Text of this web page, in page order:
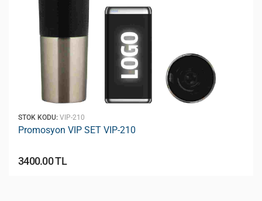
STOK KODU: VIP-210
Promosyon VIP SET VIP-210
3400.00 TL